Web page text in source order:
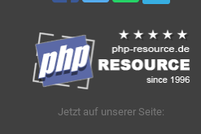
Jetzt auf unserer Seite: